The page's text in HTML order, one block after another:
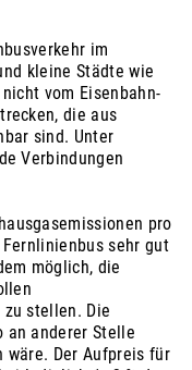
im
kleine Städte wie
vom Eisenbahn-
die aus
sind. Unter
Verbindungen
pro
sehr gut
möglich, die
stellen. Die
an anderer Stelle
wäre. Der Aufpreis für